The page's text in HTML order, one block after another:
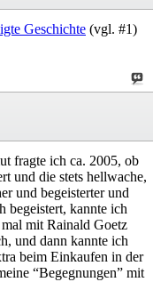
Geschichte (vgl. #1)
fragte ich ca. 2005, ob
und die stets hellwache,
und begeisterter und
begeistert, kannte ich
mit Rainald Goetz
und dann kannte ich
beim Einkaufen in der
“Begegnungen” mit